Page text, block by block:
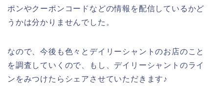
ポンやクーポンコードなどの情報を配信しているかど
うかは分かりませんでした。
なので、今後も色々とデイリーシャントのお店のこと
を調査していくので、もし、デイリーシャントのライ
ンをみつけたらシェアさせていただきます♪